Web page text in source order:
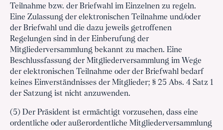
Teilnahme bzw. der Briefwahl im Einzelnen zu regeln.
Eine Zulassung der elektronischen Teilnahme und/oder
der Briefwahl und die dazu jeweils getroffenen
Regelungen sind in der Einberufung der
Mitgliederversammlung bekannt zu machen. Eine
Beschlussfassung der Mitgliederversammlung im Wege
der elektronischen Teilnahme oder der Briefwahl bedarf
keines Einverständnisses der Mitglieder; § 25 Abs. 4 Satz 1
der Satzung ist nicht anzuwenden.
(5) Der Präsident ist ermächtigt vorzusehen, dass eine
ordentliche oder außerordentliche Mitgliederversammlung